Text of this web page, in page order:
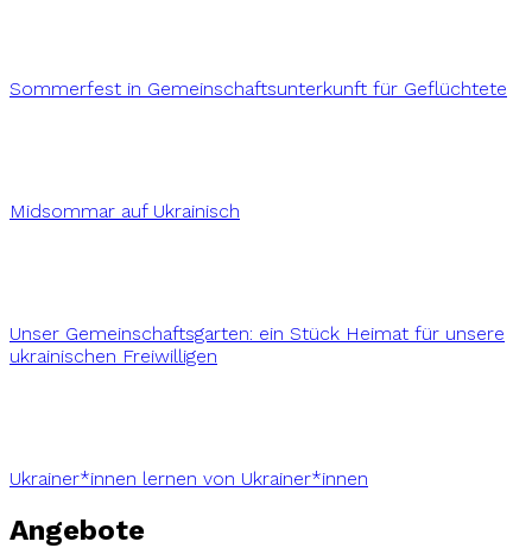
Sommerfest in Gemeinschaftsunterkunft für Geflüchtete
Midsommar auf Ukrainisch
Unser Gemeinschaftsgarten: ein Stück Heimat für unsere
ukrainischen Freiwilligen
Ukrainer*innen lernen von Ukrainer*innen
Angebote